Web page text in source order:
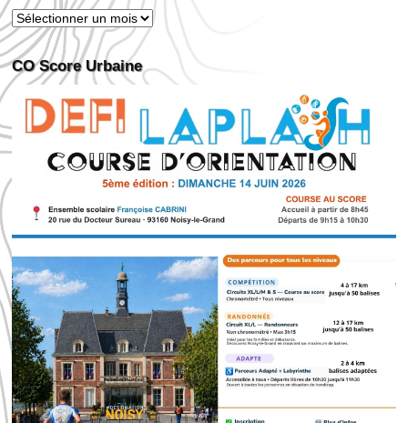
Publications,
Annonces…
CO Score Urbaine